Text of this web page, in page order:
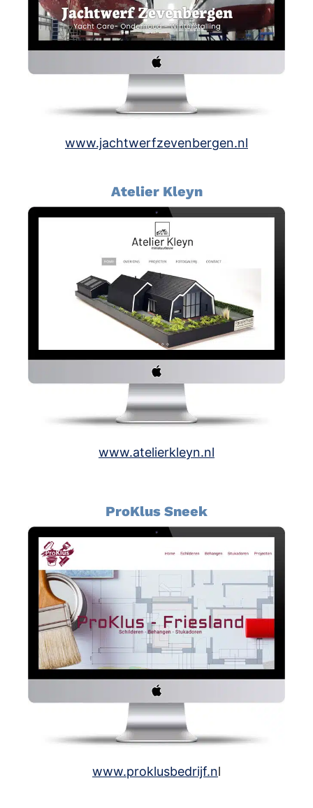
www.jachtwerfzevenbergen.nl
Atelier Kleyn
www.atelierkleyn.nl
ProKlus Sneek
www.proklusbedrijf.nl